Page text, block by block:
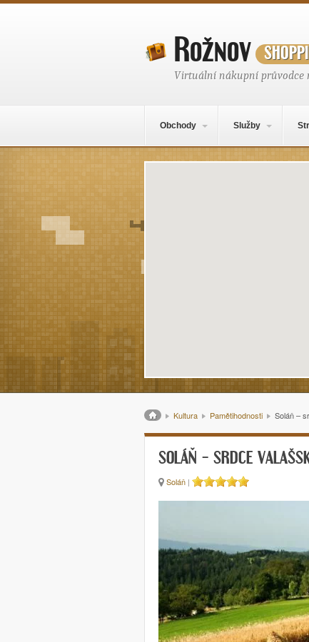
Rožnov
Virtuální nákupní průvodce
Obchody Služby
Místo
Drobečková navigace
Kultura Pamětihodnosti Soláň –
SOLÁŇ – SRDCE
Soláň |